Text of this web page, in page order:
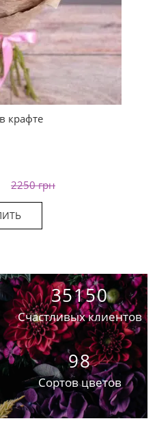
крафте
2250 грн
35150
Счастливых клиентов
98
Сортов цветов